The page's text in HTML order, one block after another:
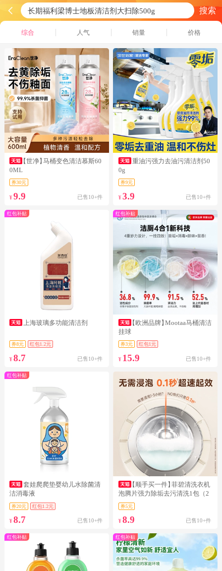
搜索
综合 人气 销量 价格
【世净】马桶变色清洁慕斯60
0ML
券30元
¥ 9.9 已售10+件
重油污强力去油污清洁剂50
0g
券9元
¥3.9 已售10+件
红包补贴
上海玻璃多功能清洁剂
券8元 红包1.2元
¥ 8.7 已售10+件
红包补贴
【欧洲品牌】Mootaa马桶清洁
挂球
券3元 红包1元
¥ 15.9 已售10+件
红包补贴
套娃爬爬垫婴幼儿水除菌清
洁消毒液
券20元 红包1.2元
¥ 8.7 已售10+件
【顺手买一件】菲碧清洗衣机
泡腾片强力除垢去污清洗1包（2
粒装
券5元
¥8.9 已售10+件
红包补贴 红包补贴